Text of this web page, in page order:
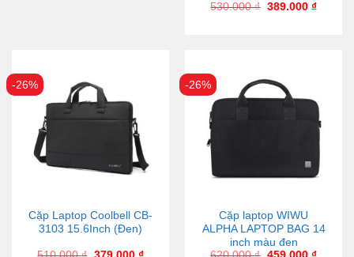
530.000₫ 389.000 ₫
-26%
Cặp Laptop Coolbell CB-
3103 15.6Inch (Đen)
-26%
Cặp laptop WIWU
ALPHA LAPTOP BAG 14
inch màu đen